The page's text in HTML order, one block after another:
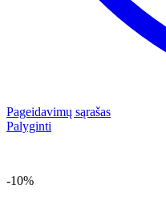
Pageidavimų sąrašas
Palyginti
-10%